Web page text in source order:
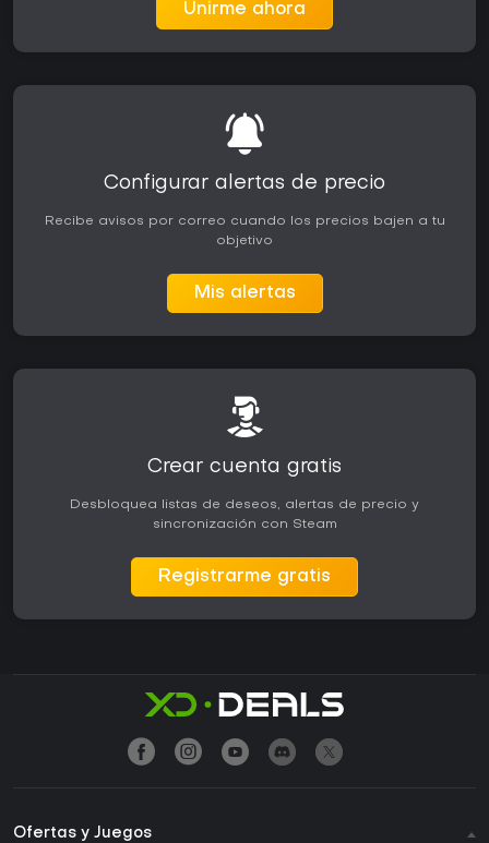
Unirme ahora
Configurar alertas de precio
Recibe avisos por correo cuando los precios bajen a tu
objetivo
Mis alertas
Crear cuenta gratis
Desbloquea listas de deseos, alertas de precio y
sincronización con Steam
Registrarme gratis
Ofertas y Juegos